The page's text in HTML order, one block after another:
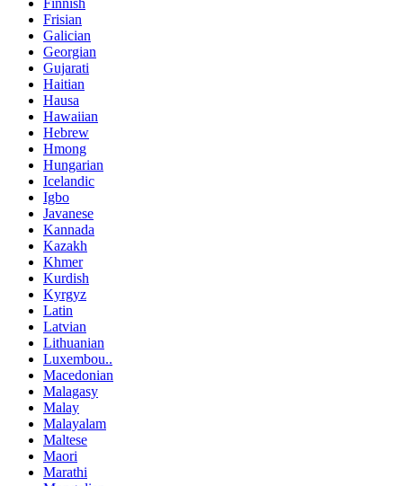
Finnish
Frisian
Galician
Georgian
Gujarati
Haitian
Hausa
Hawaiian
Hebrew
Hmong
Hungarian
Icelandic
Igbo
Javanese
Kannada
Kazakh
Khmer
Kurdish
Kyrgyz
Latin
Latvian
Lithuanian
Luxembou..
Macedonian
Malagasy
Malay
Malayalam
Maltese
Maori
Marathi